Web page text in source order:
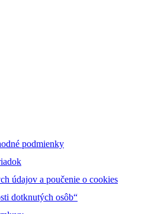
podmienky
údajov a poučenie o cookies
dotknutých osôb“